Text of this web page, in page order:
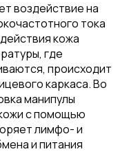
воздействие на
тока
кожа
где
происходит
каркаса. Во
манипулы
с помощью
лимфо- и
и питания